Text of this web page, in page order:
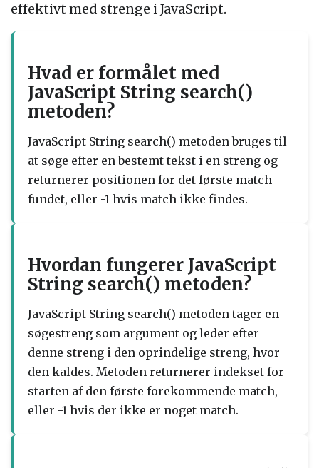
effektivt med strenge i JavaScript.
Hvad er formålet med
JavaScript String search()
metoden?
JavaScript String search() metoden bruges til
at søge efter en bestemt tekst i en streng og
returnerer positionen for det første match
fundet, eller -1 hvis match ikke findes.
Hvordan fungerer JavaScript
String search() metoden?
JavaScript String search() metoden tager en
søgestreng som argument og leder efter
denne streng i den oprindelige streng, hvor
den kaldes. Metoden returnerer indekset for
starten af den første forekommende match,
eller -1 hvis der ikke er noget match.